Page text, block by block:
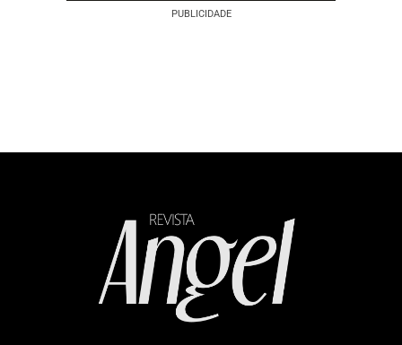
PUBLICIDADE